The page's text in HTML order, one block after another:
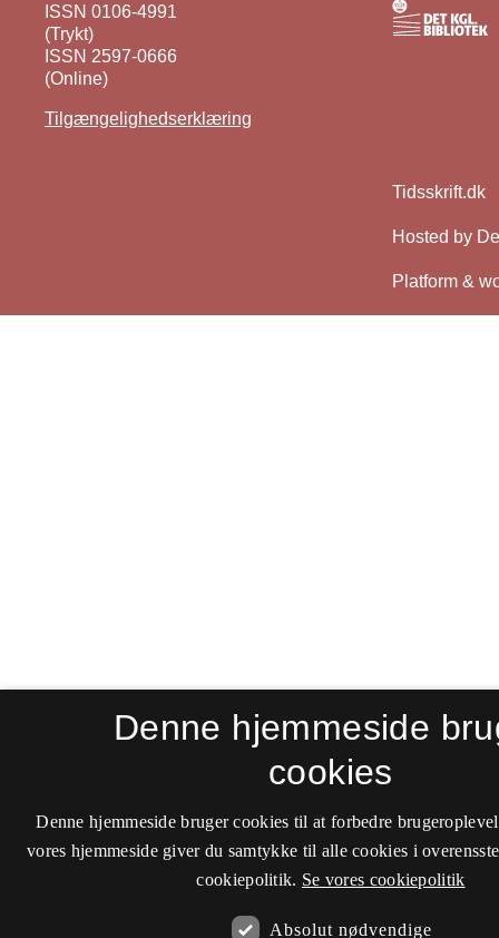
ISSN 0106-4991
(Trykt)
ISSN 2597-0666
(Online)
Tilgængelighedserklæring
Denne hjemmeside
cookies
Denne hjemmeside bruger cookies til at forbedre
vores hjemmeside giver du samtykke til alle cookies i
cookiepolitik. Se vores cookiepolitik
Absolut nødvendige